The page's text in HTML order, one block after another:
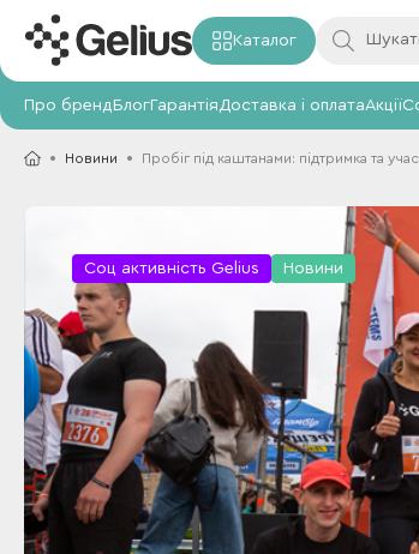
Каталог
Про брендБлогГарантія Доставка і оплатаАкції
Новини Пробіг під каштанами: підтримка та
Соц активність Gelius Новини